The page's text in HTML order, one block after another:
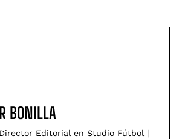
BONILLA
Editorial en Studio Fútbol |